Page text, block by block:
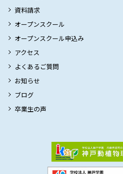
資料請求
オープンスクール
オープンスクール申込み
アクセス
よくあるご質問
お知らせ
ブログ
卒業生の声